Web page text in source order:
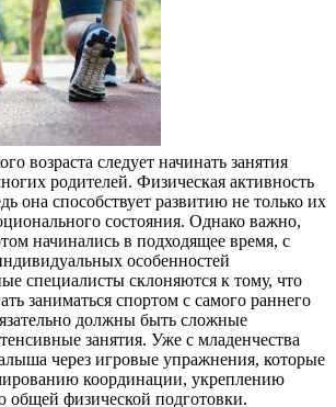
возраста следует начинать занятия
родителей. Физическая активность
она способствует развитию не только их
состояния. Однако важно,
начинались в подходящее время, с
особенностей
специалисты склоняются к тому, что
заниматься спортом с самого раннего
должны быть сложные
занятия. Уже с младенчества
через игровые упражнения, которые
координации, укреплению
физической подготовки.